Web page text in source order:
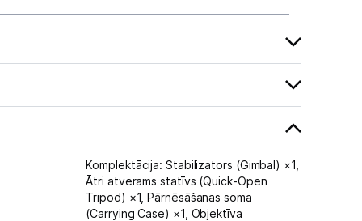
Komplektācija: Stabilizators (Gimbal) ×1,
Ātri atverams statīvs (Quick‑Open
Tripod) ×1, Pārnēsāšanas soma
(Carrying Case) ×1, Objektīva